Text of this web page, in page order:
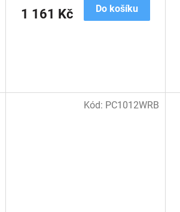
1 161 Kč Do košíku
Kód: PC1012WRB